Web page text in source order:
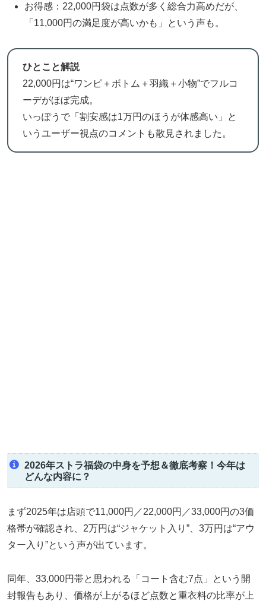
お得感：22,000円袋は点数が多く総合力高めだが、
「11,000円の満足度が高いかも」という声も。
ひとこと解説
22,000円は“ワンピ＋ボトム＋羽織＋小物”でフルコ
ーデがほぼ完成。
いっぽうで「割安感は1万円のほうが体感高い」と
いうユーザー視点のコメントも散見されました。
2026年ストラ福袋の中身を予想＆徹底考察！今年は
どんな内容に？
まず2025年は店頭で11,000円／22,000円／33,000円の3価
格帯が確認され、2万円は“ジャケット入り”、3万円は“アウ
ター入り”という声が出ています。
同年、33,000円帯と思われる「コート含む7点」という開
封報告もあり、価格が上がるほど点数と重衣料の比率が上